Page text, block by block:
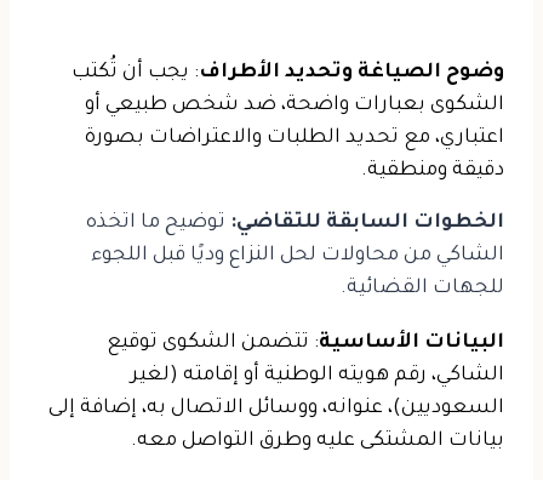
وضوح الصياغة وتحديد الأطراف: يجب أن تُكتب
الشكوى بعبارات واضحة، ضد شخص طبيعي أو
اعتباري، مع تحديد الطلبات والاعتراضات بصورة
دقيقة ومنطقية.
الخطوات السابقة للتقاضي: توضيح ما اتخذه
الشاكي من محاولات لحل النزاع وديًا قبل اللجوء
للجهات القضائية.
البيانات الأساسية: تتضمن الشكوى توقيع
الشاكي، رقم هويته الوطنية أو إقامته (لغير
السعوديين)، عنوانه، ووسائل الاتصال به، إضافة إلى
بيانات المشتكى عليه وطرق التواصل معه.